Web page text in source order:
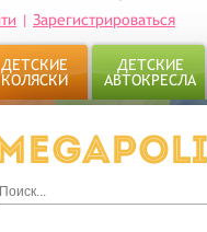
| Зарегистрироваться
ДЕТСКИЕ
КОЛЯСКИ
ДЕТСКИЕ
АВТОКРЕСЛА